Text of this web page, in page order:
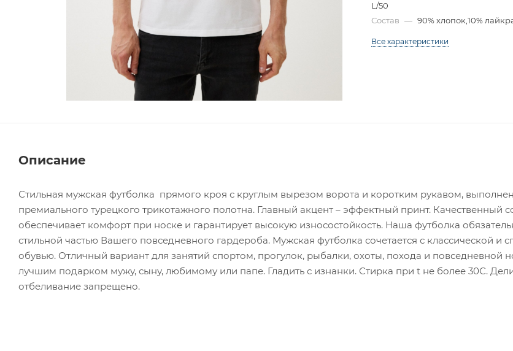
L/50
Состав — 90% хлопок,10%
Все характеристики
Описание
Стильная мужская футболка прямого кроя с круглым вырезом ворота и коротким рукавом,
премиального турецкого трикотажного полотна. Главный акцент – эффектный принт. Качественный
обеспечивает комфорт при носке и гарантирует высокую износостойкость. Наша футболка
стильной частью Вашего повседневного гардероба. Мужская футболка сочетается с классической и
обувью. Отличный вариант для занятий спортом, прогулок, рыбалки, охоты, похода и повседневной
лучшим подарком мужу, сыну, любимому или папе. Гладить с изнанки. Стирка при t не более 30С.
отбеливание запрещено.